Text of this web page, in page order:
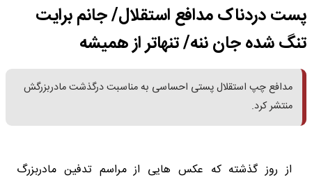
پست دردناک مدافع استقلال/ جانم برایت
تنگ شده جان ننه/ تنهاتر از همیشه
مدافع چپ استقلال پستی احساسی به مناسبت درگذشت مادربزرگش
منتشر کرد.
از روز گذشته که عکس هایی از مراسم تدفین مادربزرگ